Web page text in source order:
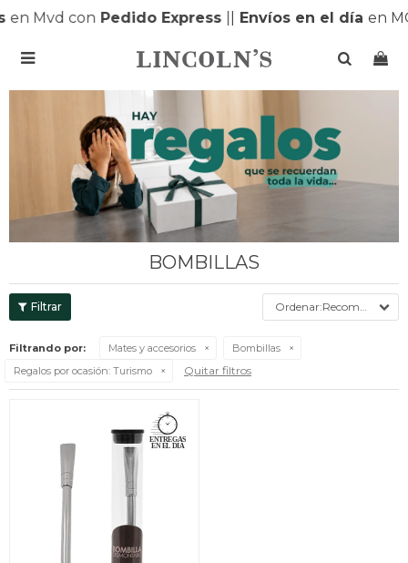
en Mvd conPedido Express| Envíos en el díaen

BOMBILLAS
Recomendados
Filtrando por: Mates y accesorios
Bombillas
Regalos por ocasión: Turismo Quitar filtros